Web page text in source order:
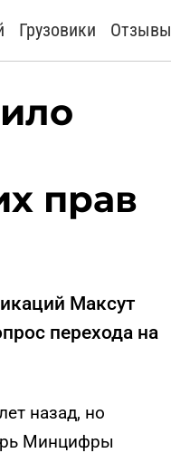
Грузовики Отзывы
прав
Максут
перехода на
назад, но
Минцифры